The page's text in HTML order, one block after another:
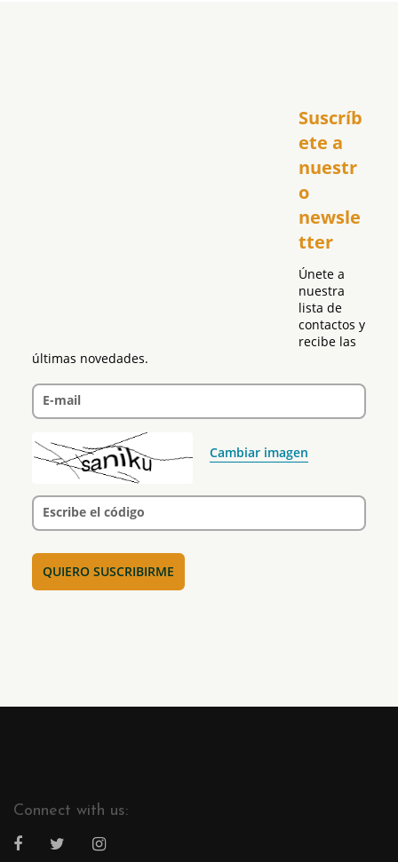
Suscríb
ete a
nuestr
o
newsle
tter
Únete a
nuestra
lista de
contactos y
recibe las
últimas novedades.
E-mail
Cambiar imagen
Escribe el código
Connect with us: